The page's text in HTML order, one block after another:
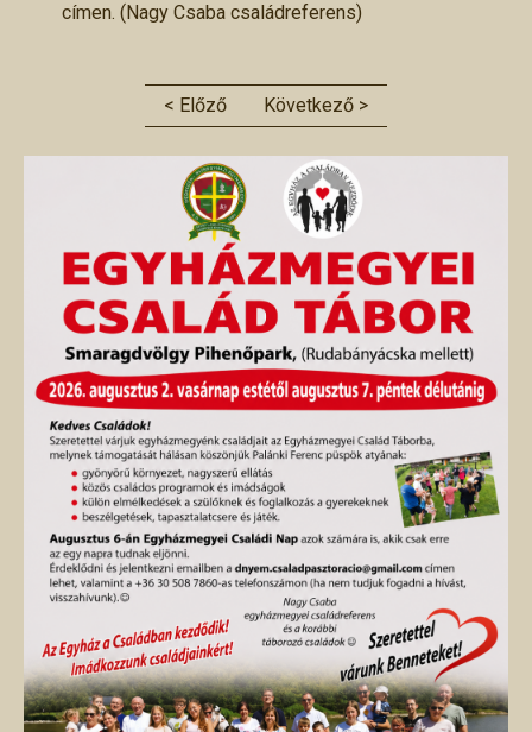
címen. (Nagy Csaba családreferens)
< Előző Következő >